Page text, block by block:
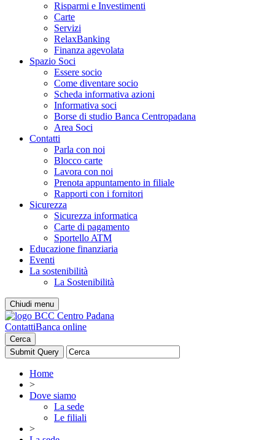
Risparmi e Investimenti
Carte
Servizi
RelaxBanking
Finanza agevolata
Spazio Soci
Essere socio
Come diventare socio
Scheda informativa azioni
Informativa soci
Borse di studio Banca Centropadana
Area Soci
Contatti
Parla con noi
Blocco carte
Lavora con noi
Prenota appuntamento in filiale
Rapporti con i fornitori
Sicurezza
Sicurezza informatica
Carte di pagamento
Sportello ATM
Educazione finanziaria
Eventi
La sostenibilità
La Sostenibilità
Chiudi menu
ContattiBanca online
Cerca
Home
>
Dove siamo
La sede
Le filiali
>